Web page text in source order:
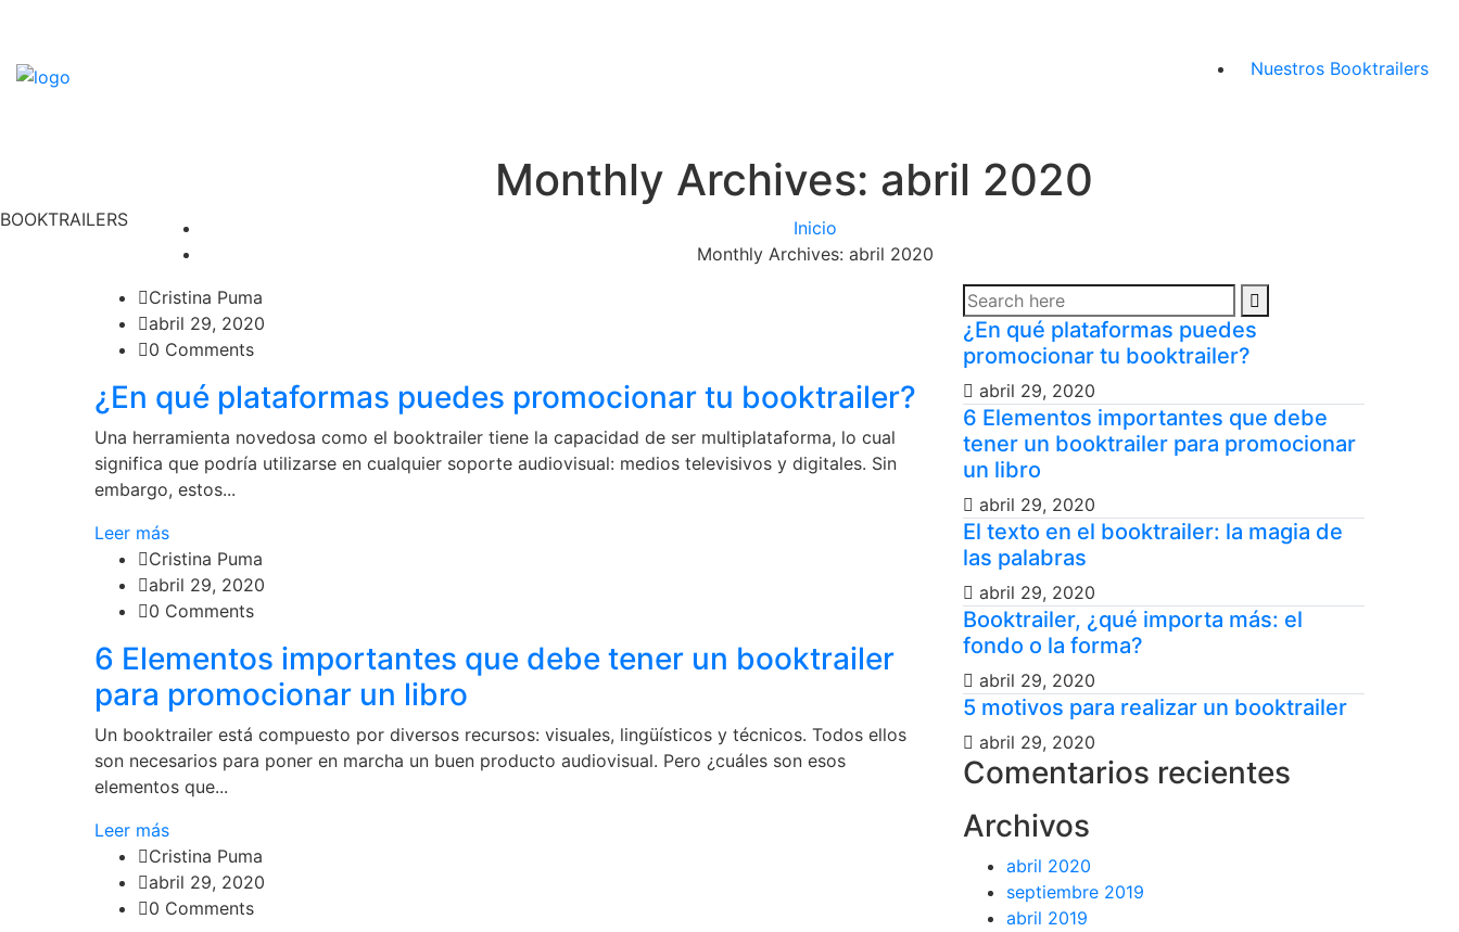
Nuestros Booktrailers
BOOKTRAILERS
Monthly Archives: abril 2020
Inicio
Monthly Archives: abril 2020
Cristina Puma
abril 29, 2020
0 Comments
¿En qué plataformas puedes promocionar tu booktrailer?
Una herramienta novedosa como el booktrailer tiene la capacidad de ser multiplataforma, lo cual
significa que podría utilizarse en cualquier soporte audiovisual: medios televisivos y digitales. Sin
embargo, estos...
Leer más
Cristina Puma
abril 29, 2020
0 Comments
6 Elementos importantes que debe tener un booktrailer
para promocionar un libro
Un booktrailer está compuesto por diversos recursos: visuales, lingüísticos y técnicos. Todos ellos
son necesarios para poner en marcha un buen producto audiovisual. Pero ¿cuáles son esos
elementos que...
Leer más
Cristina Puma
abril 29, 2020
0 Comments
¿En qué plataformas puedes
promocionar tu booktrailer?
abril 29, 2020
6 Elementos importantes que debe
tener un booktrailer para promocionar
un libro
abril 29, 2020
El texto en el booktrailer: la magia de
las palabras
abril 29, 2020
Booktrailer, ¿qué importa más: el
fondo o la forma?
abril 29, 2020
5 motivos para realizar un booktrailer
abril 29, 2020
Comentarios recientes
Archivos
abril 2020
septiembre 2019
abril 2019